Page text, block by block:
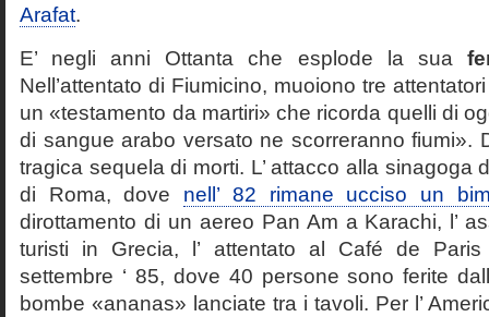
Arafat.
E’ negli anni Ottanta che esplode la sua
Nell’attentato di Fiumicino, muoiono tre
un «testamento da martiri» che ricorda quelli di
di sangue arabo versato ne scorreranno fiumi».
tragica sequela di morti. L’ attacco alla sinagoga
di Roma, dove nell’ 82 rimane ucciso un
dirottamento di un aereo Pan Am a Karachi, l’
turisti in Grecia, l’ attentato al Café de
settembre ‘ 85, dove 40 persone sono ferite
bombe «ananas» lanciate tra i tavoli. Per l’